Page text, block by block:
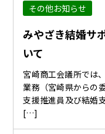
その他お知らせ
みやざき結婚サ
いて
宮崎商工会議所では
業務（宮崎県からの
支援推進員及び結婚
[…]